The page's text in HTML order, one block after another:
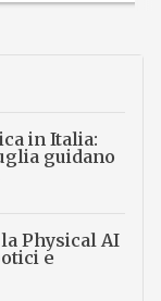
in Italia:
guidano
Physical AI
e